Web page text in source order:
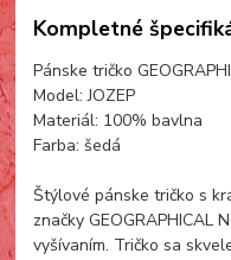
Kompletné
Pánske tričko
Model: JOZEP
Materiál: 100% bavlna
Farba: šedá
Štýlové pánske tričko s
značky GEOGRAPHICAL
vyšívaním. Tričko sa